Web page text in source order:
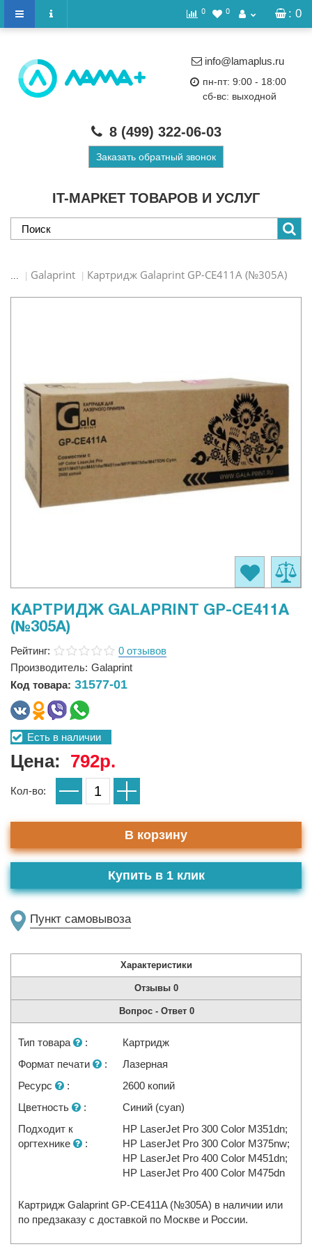
: 0
0 0
IT-МАРКЕТ ТОВАРОВ И УСЛУГ
info@lamaplus.ru
пн-пт: 9:00 - 18:00
сб-вс: выходной
8 (499) 322-06-03
Заказать обратный звонок
... Galaprint Картридж Galaprint GP-CE411A (№305A)
КАРТРИДЖ GALAPRINT GP-CE411A
(№305A)
Рейтинг:
0 отзывов
Производитель: Galaprint
Код товара: 31577-01
Есть в наличии
Цена: 792р.
Кол-во:
В корзину
Пункт самовывоза
Купить в 1 клик
Характеристики
Отзывы 0
Вопрос - Ответ 0
Тип товара :
Картридж
Формат печати
:
Лазерная
Ресурс
:
2600 копий
Цветность
:
Синий (cyan)
Подходит к
оргтехнике
:
HP LaserJet Pro 300 Color M351dn;
HP LaserJet Pro 300 Color M375nw;
HP LaserJet Pro 400 Color M451dn;
HP LaserJet Pro 400 Color M475dn
Картридж Galaprint GP-CE411A (№305A) в наличии или
по предзаказу с доставкой по Москве и России.